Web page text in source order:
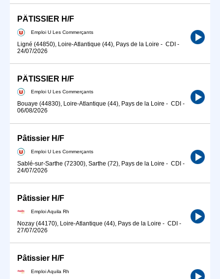
PÂTISSIER H/F
Emploi U Les Commerçants
Ligné (44850), Loire-Atlantique (44), Pays de la Loire - CDI -
24/07/2026
PÂTISSIER H/F
Emploi U Les Commerçants
Bouaye (44830), Loire-Atlantique (44), Pays de la Loire - CDI -
06/08/2026
Pâtissier H/F
Emploi U Les Commerçants
Sablé-sur-Sarthe (72300), Sarthe (72), Pays de la Loire - CDI -
24/07/2026
Pâtissier H/F
Emploi Aquila Rh
Nozay (44170), Loire-Atlantique (44), Pays de la Loire - CDI -
27/07/2026
Pâtissier H/F
Emploi Aquila Rh